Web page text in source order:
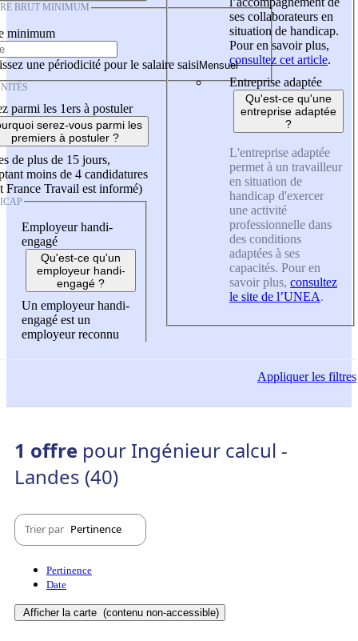
BRUT MINIMUM
minimum
une périodicité pour le salaire saisi
parmi les 1ers à postuler
serez-vous parmi les
premiers à postuler ?
de plus de 15 jours,
moins de 4 candidatures
France Travail est informé)
Employeur handi-
engagé
Qu'est-ce qu'un
employeur handi-
engagé ?
Un employeur handi-
engagé est un
employeur reconnu
ses collaborateurs en
situation de handicap.
Pour en savoir plus,
consultez cet article.
Entreprise adaptée
Qu'est-ce qu'une
entreprise adaptée
?
L'entreprise adaptée
permet à un travailleur
en situation de
handicap d'exercer
une activité
professionnelle dans
des conditions
adaptées à ses
capacités. Pour en
savoir plus, consultez
le site de l’UNEA.
Appliquerles filtres
1 offre pour Ingénieur calcul -
Landes (40)
Trier par Pertinence
Pertinence
Date
Afficher la carte (contenu non-accessible)